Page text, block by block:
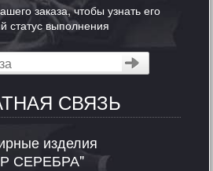
заказа, чтобы узнать его
статус выполнения
СВЯЗЬ
изделия
СЕРЕБРА"